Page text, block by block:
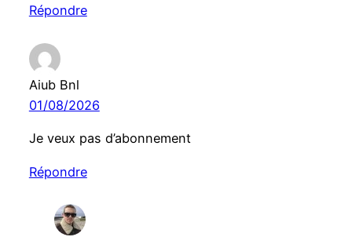
Répondre
Aiub Bnl
01/08/2026
Je veux pas d’abonnement
Répondre